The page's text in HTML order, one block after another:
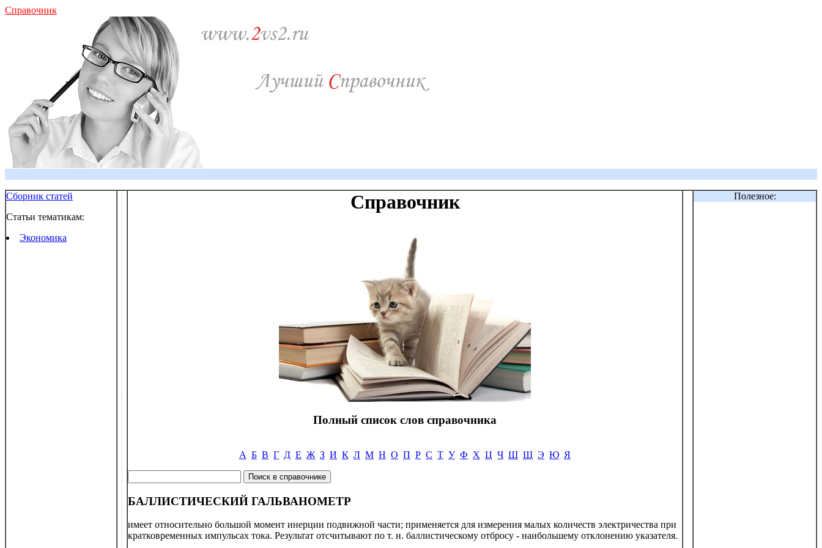
Справочник
Сборник статей
Статьи тематикам:
Экономика
Справочник
Полный список слов справочника
А Б В Г Д Е Ж З И К Л М Н О П Р С Т У Ф Х Ц Ч Ш Щ Э Ю Я
БАЛЛИСТИЧЕСКИЙ ГАЛЬВАНОМЕТР
имеет относительно большой момент инерции подвижной части; применяется для измерения малых количеств электричества при
кратковременных импульсах тока. Результат отсчитывают по т. н. баллистическому отбросу - наибольшему отклонению указателя.
Полезное: